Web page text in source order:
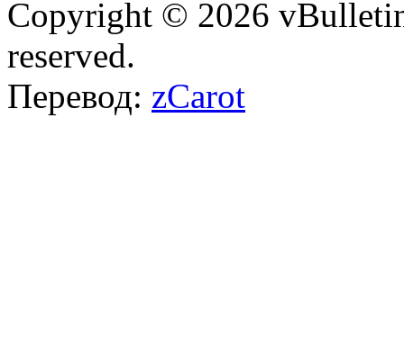
Copyright © 2026
reserved.
Перевод: zCarot